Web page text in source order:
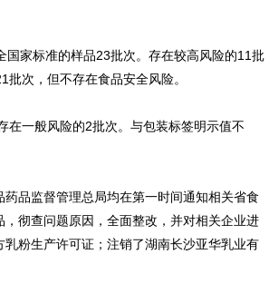
家标准的样品23批次。存在较高风险的11批
次，但不存在食品安全风险。
一般风险的2批次。与包装标签明示值不
品监督管理总局均在第一时间通知相关省食
彻查问题原因，全面整改，并对相关企业进
粉生产许可证；注销了湖南长沙亚华乳业有